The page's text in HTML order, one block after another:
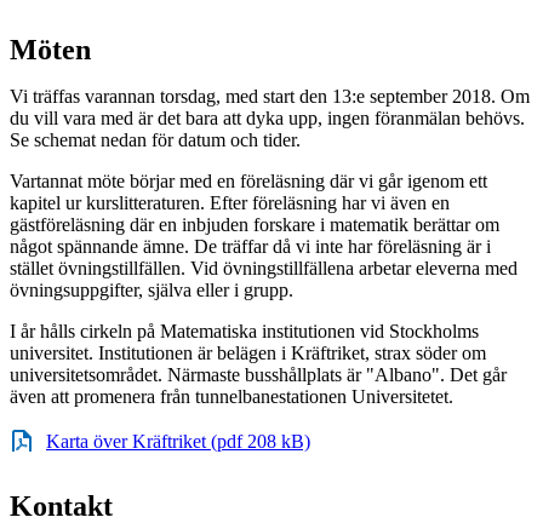
Möten
Vi träffas varannan torsdag, med start den 13:e september 2018. Om
du vill vara med är det bara att dyka upp, ingen föranmälan behövs.
Se schemat nedan för datum och tider.
Vartannat möte börjar med en föreläsning där vi går igenom ett
kapitel ur kurslitteraturen. Efter föreläsning har vi även en
gästföreläsning där en inbjuden forskare i matematik berättar om
något spännande ämne. De träffar då vi inte har föreläsning är i
stället övningstillfällen. Vid övningstillfällena arbetar eleverna med
övningsuppgifter, själva eller i grupp.
I år hålls cirkeln på Matematiska institutionen vid Stockholms
universitet. Institutionen är belägen i Kräftriket, strax söder om
universitetsområdet. Närmaste busshållplats är "Albano". Det går
även att promenera från tunnelbanestationen Universitetet.
Karta över Kräftriket (pdf 208 kB)
Kontakt